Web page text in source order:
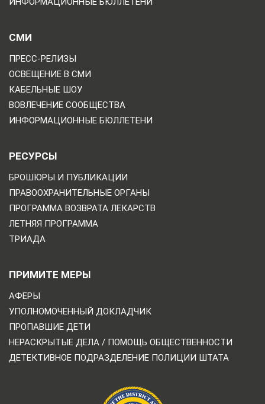
СМИ
ПРЕСС-РЕЛИЗЫ
ОСВЕЩЕНИЕ В СМИ
КАБЕЛЬНЫЕ ШОУ
ВОВЛЕЧЕНИЕ СООБЩЕСТВА
ИНФОРМАЦИОННЫЕ БЮЛЛЕТЕНИ
РЕСУРСЫ
БРОШЮРЫ И ПУБЛИКАЦИИ
ПРАВООХРАНИТЕЛЬНЫЕ ОРГАНЫ
ПРОГРАММА ВОЗВРАТА ЛЕКАРСТВ
ЛЕТНЯЯ ПРОГРАММА
ТРИАДА
ПРИМИТЕ МЕРЫ
АФЕРЫ
УПОЛНОМОЧЕННЫЙ ДОКЛАДЧИК
ПРОПАВШИЕ ДЕТИ
НЕРАСКРЫТЫЕ ДЕЛА / ПОМОЩЬ ОБЩЕСТВЕННОСТИ
ДЕТЕКТИВНОЕ ПОДРАЗДЕЛЕНИЕ ПОЛИЦИИ ШТАТА